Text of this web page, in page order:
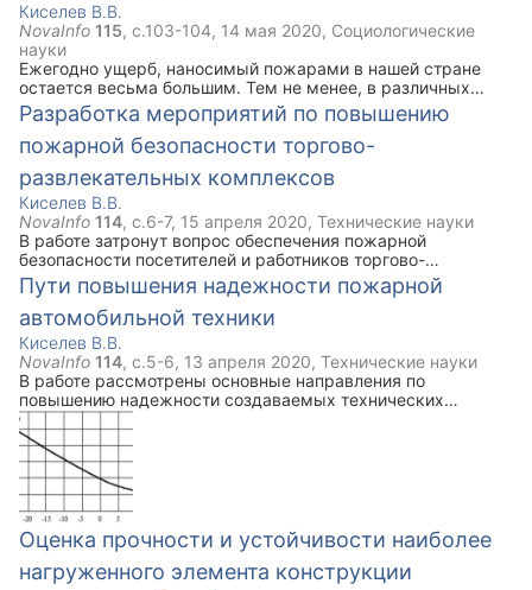
Киселев В.В.
NovaInfo 115, с.103-104, 14 мая 2020, Социологические
науки
Ежегодно ущерб, наносимый пожарами в нашей стране
остается весьма большим. Тем не менее, в различных
регионах пожарная обстановка отличается. В данной
публикации приводятся данные о динамике показателей на
примере одного из регионов Крайнего Севера.
Разработка мероприятий по повышению
пожарной безопасности торгово-
развлекательных комплексов
Киселев В.В.
NovaInfo 114, с.6-7, 15 апреля 2020, Технические науки
В работе затронут вопрос обеспечения пожарной
безопасности посетителей и работников торгово-
развлекательных комплексов, которые в последние годы
широко распространились в нашей стране. Для снижения
риска возникновения пожаров предложен перечень
технических мероприятий.
Пути повышения надежности пожарной
автомобильной техники
Киселев В.В.
NovaInfo 114, с.5-6, 13 апреля 2020, Технические науки
В работе рассмотрены основные направления по
повышению надежности создаваемых технических
средств, в частности автомобильной техники. Приведены
данные по влиянию температурных показателей на
надежность автомобилей. Даны рекомендации о
комплексному применению рассмотренных методов при
проектировании машин.
Оценка прочности и устойчивости наиболее
нагруженного элемента конструкции